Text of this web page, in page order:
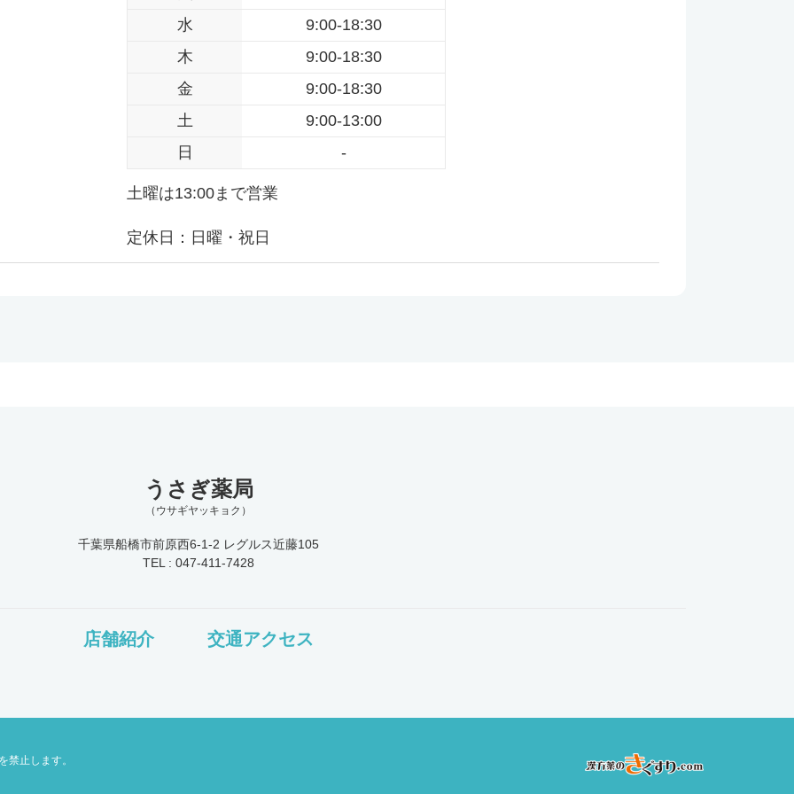
水
9:00-18:30
木
9:00-18:30
金
9:00-18:30
土
9:00-13:00
日
-
土曜は13:00まで営業
定休日：日曜・祝日
うさぎ薬局
（ウサギヤッキョク）
千葉県船橋市前原西6-1-2 レグルス近藤105
TEL : 047-411-7428
店舗紹介 交通アクセス
禁止します。